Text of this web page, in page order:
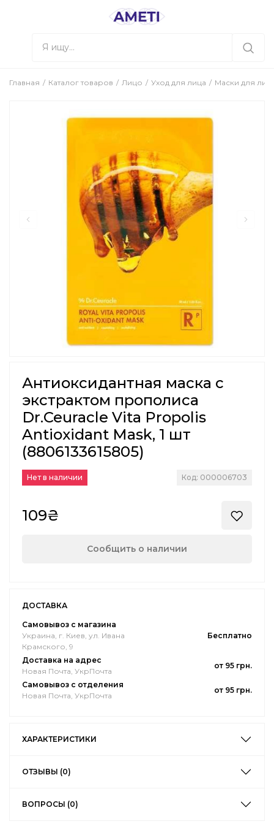
Главная Каталог товаров Лицо Уход для лица Маски для
Антиоксидантная маска с
экстрактом прополиса
Dr.Ceuracle Vita Propolis
Antioxidant Mask, 1 шт
(8806133615805)
Нет в наличии Код: 000006703
109₴
Сообщить о наличии
ДОСТАВКА
Самовывоз с магазина
Украина, г. Киев, ул. Ивана
Крамского, 9
Бесплатно
Доставка на адрес
Новая Почта, УкрПочта
от 95 грн.
Самовывоз с отделения
Новая Почта, УкрПочта
от 95 грн.
ХАРАКТЕРИСТИКИ
ОТЗЫВЫ (0)
ВОПРОСЫ (0)